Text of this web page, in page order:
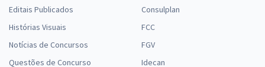
Editais Publicados
Histórias Visuais
Notícias de Concursos
Questões de Concurso
Consulplan
FCC
FGV
Idecan